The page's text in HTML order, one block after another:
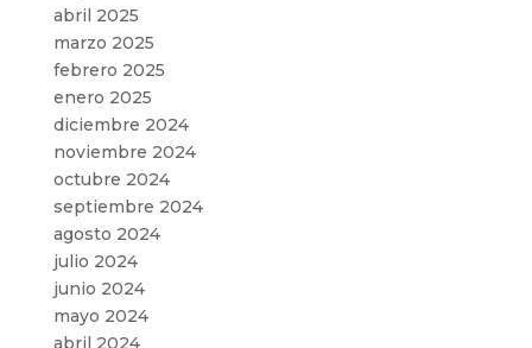
abril 2025
marzo 2025
febrero 2025
enero 2025
diciembre 2024
noviembre 2024
octubre 2024
septiembre 2024
agosto 2024
julio 2024
junio 2024
mayo 2024
abril 2024